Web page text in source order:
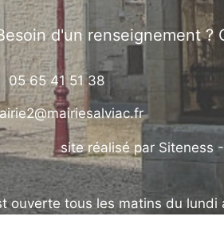
d'un renseignement ?
05 65 41 51 38
site réalisé par Siteness
ouverte tous les matins du lundi